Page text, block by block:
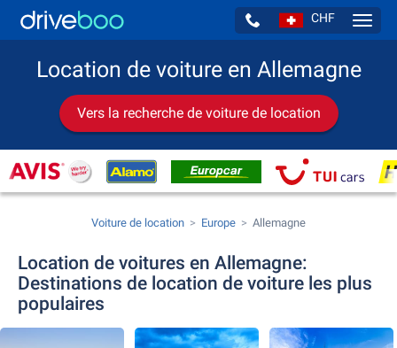
CHF
Location de voiture en Allemagne
Vers la recherche de voiture de location
Voiture de location Europe Allemagne
Location de voitures en Allemagne:
Destinations de location de voiture les plus
populaires